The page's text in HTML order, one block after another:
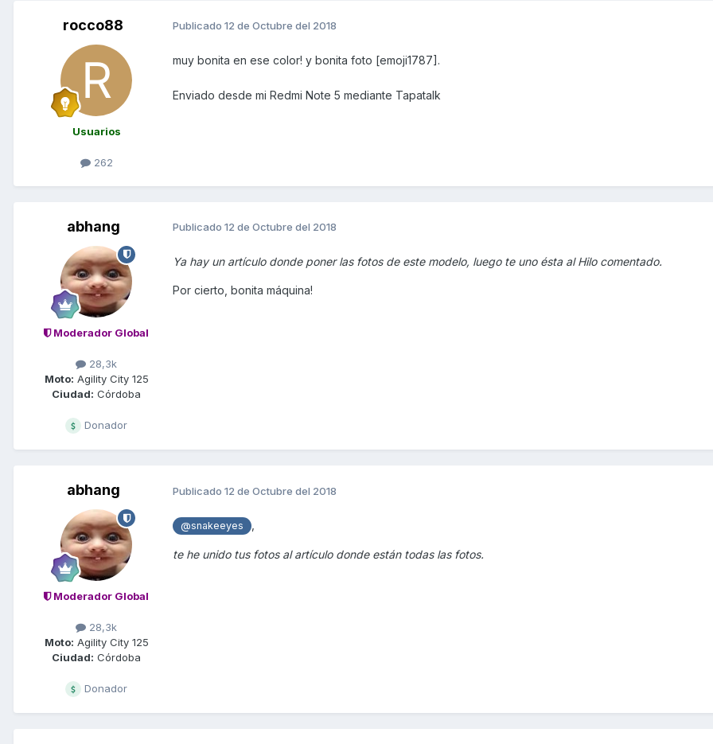
rocco88
Usuarios
262
Publicado 12 de Octubre del 2018
muy bonita en ese color! y bonita foto [emoji1787].
Enviado desde mi Redmi Note 5 mediante Tapatalk
abhang
Moderador Global
28,3k
Moto: Agility City 125
Ciudad: Córdoba
Donador
Publicado 12 de Octubre del 2018
Ya hay un artículo donde poner las fotos de este modelo, luego te uno ésta al Hilo comentado.
Por cierto, bonita máquina!
abhang
Moderador Global
28,3k
Moto: Agility City 125
Ciudad: Córdoba
Donador
Publicado 12 de Octubre del 2018
@snakeeyes
te he unido tus fotos al artículo donde están todas las fotos.